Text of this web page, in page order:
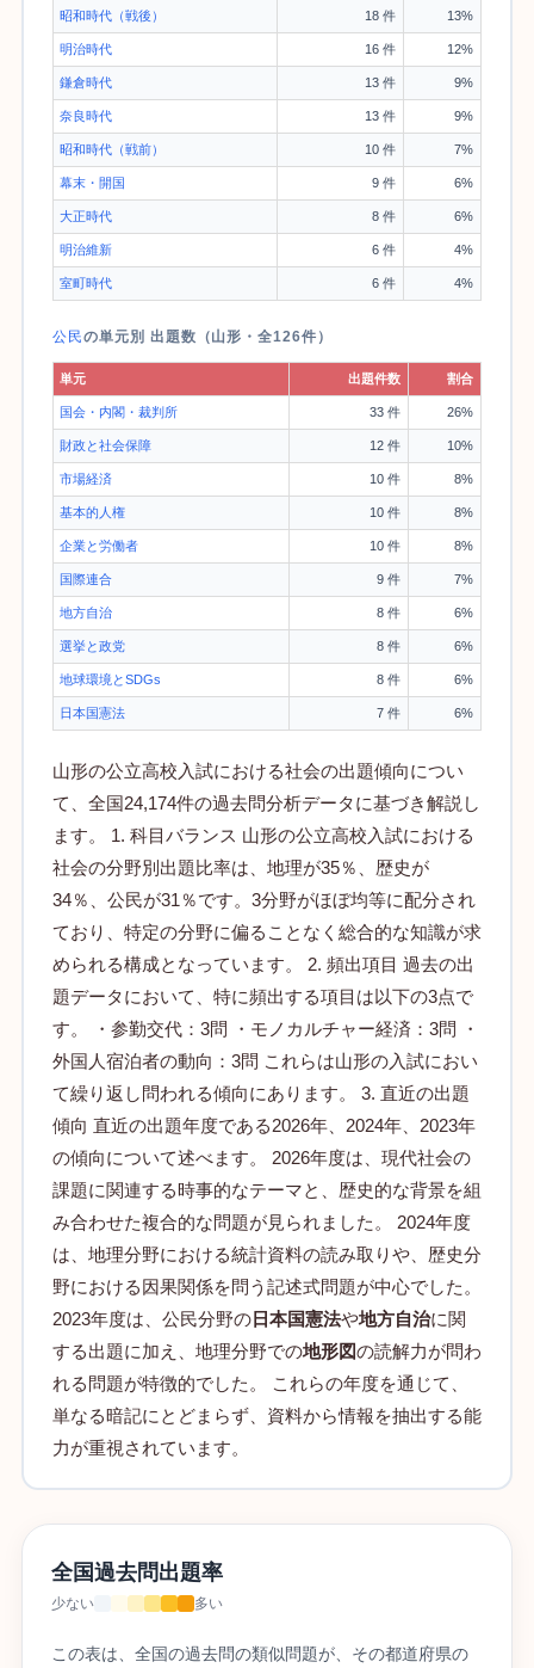
昭和時代（戦後） 18 件 13%
明治時代 16 件 12%
鎌倉時代 13 件 9%
奈良時代 13 件 9%
昭和時代（戦前） 10 件 7%
幕末・開国 9 件 6%
大正時代 8 件 6%
明治維新 6 件 4%
室町時代 6 件 4%
公民の単元別 出題数（山形・全126件）
単元 出題件数 割合
国会・内閣・裁判所 33 件 26%
財政と社会保障 12 件 10%
市場経済 10 件 8%
基本的人権 10 件 8%
企業と労働者 10 件 8%
国際連合 9 件 7%
地方自治 8 件 6%
選挙と政党 8 件 6%
地球環境とSDGs 8 件 6%
日本国憲法 7 件 6%
山形の公立高校入試における社会の出題傾向につい
て、全国24,174件の過去問分析データに基づき解説し
ます。 1. 科目バランス 山形の公立高校入試における
社会の分野別出題比率は、地理が35％、歴史が
34％、公民が31％です。3分野がほぼ均等に配分され
ており、特定の分野に偏ることなく総合的な知識が求
められる構成となっています。 2. 頻出項目 過去の出
題データにおいて、特に頻出する項目は以下の3点で
す。 ・参勤交代：3問 ・モノカルチャー経済：3問 ・
外国人宿泊者の動向：3問 これらは山形の入試におい
て繰り返し問われる傾向にあります。 3. 直近の出題
傾向 直近の出題年度である2026年、2024年、2023年
の傾向について述べます。 2026年度は、現代社会の
課題に関連する時事的なテーマと、歴史的な背景を組
み合わせた複合的な問題が見られました。 2024年度
は、地理分野における統計資料の読み取りや、歴史分
野における因果関係を問う記述式問題が中心でした。
2023年度は、公民分野の日本国憲法や地方自治に関
する出題に加え、地理分野での地形図の読解力が問わ
れる問題が特徴的でした。 これらの年度を通じて、
単なる暗記にとどまらず、資料から情報を抽出する能
力が重視されています。
全国過去問出題率
少ない 多い
この表は、全国の過去問の類似問題が、その都道府県の